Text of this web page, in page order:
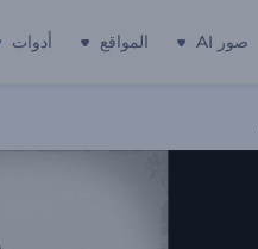
صور AI المواقع أدوات